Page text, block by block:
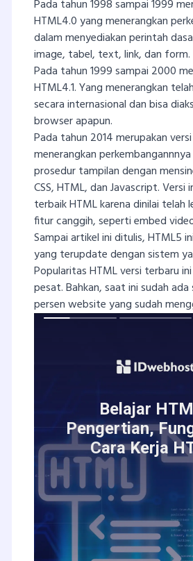
Pada tahun 1998 sampai 1999
HTML4.0 yang menerangkan
dalam menyediakan perintah
image, tabel, text, link, dan form.
Pada tahun 1999 sampai 2000
HTML4.1. Yang menerangkan
secara internasional dan bisa
browser apapun.
Pada tahun 2014 merupakan
menerangkan
prosedur tampilan dengan
CSS, HTML, dan Javascript. Versi
terbaik HTML karena dinilai telah
fitur canggih, seperti embed
Sampai artikel ini ditulis, HTML5
yang terupdate dengan sistem
Popularitas HTML versi terbaru
pesat. Bahkan, saat ini sudah
persen website yang sudah